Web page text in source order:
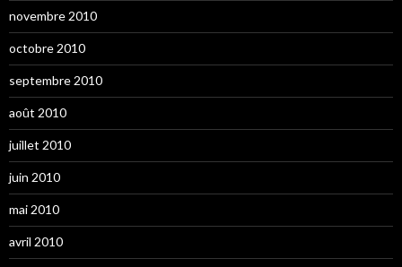
novembre 2010
octobre 2010
septembre 2010
août 2010
juillet 2010
juin 2010
mai 2010
avril 2010